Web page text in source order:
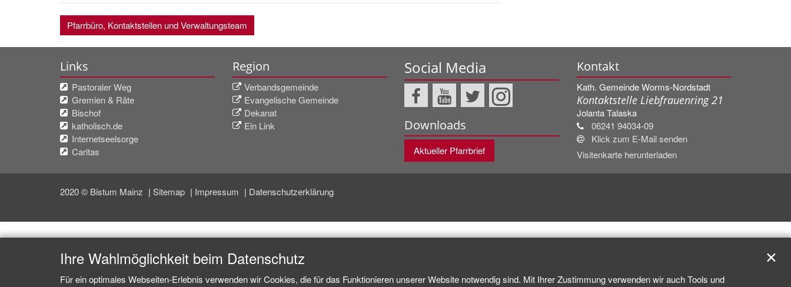
Pfarrbüro, Kontaktstellen und Verwaltungsteam
Links
Pastoraler Weg
Gremien & Räte
Bischof
katholisch.de
Internetseelsorge
Caritas
Region
Verbandsgemeinde
Evangelische Gemeinde
Dekanat
Ein Link
Social Media
Downloads
Aktueller Pfarrbrief
Kontakt
Kath. Gemeinde Worms-Nordstadt
Kontaktstelle Liebfrauenring 21
Jolanta Talaska
06241 94034-09
Klick zum E-Mail senden
Visitenkarte herunterladen
2020 © Bistum Mainz Sitemap Impressum Datenschutzerklärung
Ihre Wahlmöglichkeit beim Datenschutz
Für ein optimales Webseiten-Erlebnis verwenden wir Cookies, die für das Funktionieren unserer Website notwendig sind. Mit Ihrer Zustimmung verwenden wir auch Tools und
✕